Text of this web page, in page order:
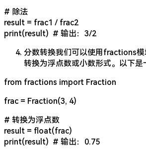
# 除法
result = frac1 / frac2
print(result) # 输出：3/2
分数转换我们可以使用fractions
转换为浮点数或小数形式。以下是
from fractions import Fraction
frac = Fraction(3, 4)
# 转换为浮点数
result = float(frac)
print(result) # 输出：0.75